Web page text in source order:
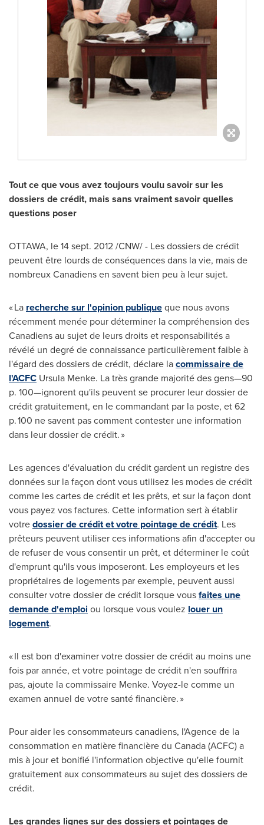
Tout ce que vous avez toujours voulu savoir sur les
dossiers de crédit, mais sans vraiment savoir quelles
questions poser
OTTAWA, le14 sept. 2012/CNW/ - Les dossiers de crédit
peuvent être lourds de conséquences dans la vie, mais de
nombreux Canadiens en savent bien peu à leur sujet.
« La recherche sur l'opinion publiqueque nous avons
récemment menée pour déterminer la compréhension des
Canadiens au sujet de leurs droits et responsabilités a
révélé un degré de connaissance particulièrement faible à
l'égard des dossiers de crédit, déclare lacommissaire de
l'ACFC Ursula Menke. La très grande majorité des gens—90
p. 100—ignorent qu'ils peuvent se procurer leur dossier de
crédit gratuitement, en le commandant par la poste, et 62
p. 100 ne savent pas comment contester une information
dans leur dossier de crédit. »
Les agences d'évaluation du crédit gardent un registre des
données sur la façon dont vous utilisez les modes de crédit
comme les cartes de crédit et les prêts, et sur la façon dont
vous payez vos factures. Cette information sert à établir
votredossier de crédit et votre pointage de crédit. Les
prêteurs peuvent utiliser ces informations afin d'accepter ou
de refuser de vous consentir un prêt, et déterminer le coût
d'emprunt qu'ils vous imposeront. Les employeurs et les
propriétaires de logements par exemple, peuvent aussi
consulter votre dossier de crédit lorsque vousfaites une
demande d'emploiou lorsque vous voulez louer un
logement.
« Il est bon d'examiner votre dossier de crédit au moins une
fois par année, et votre pointage de crédit n'en souffrira
pas, ajoute la commissaire Menke. Voyez-le comme un
examen annuel de votre santé financière. »
Pour aider les consommateurs canadiens, l'Agence de la
consommation en matière financière du Canada(ACFC) a
mis à jour et bonifié l'information objective qu'elle fournit
gratuitement aux consommateurs au sujet des dossiers de
crédit.
Les grandes lignes sur des dossiers et pointages de